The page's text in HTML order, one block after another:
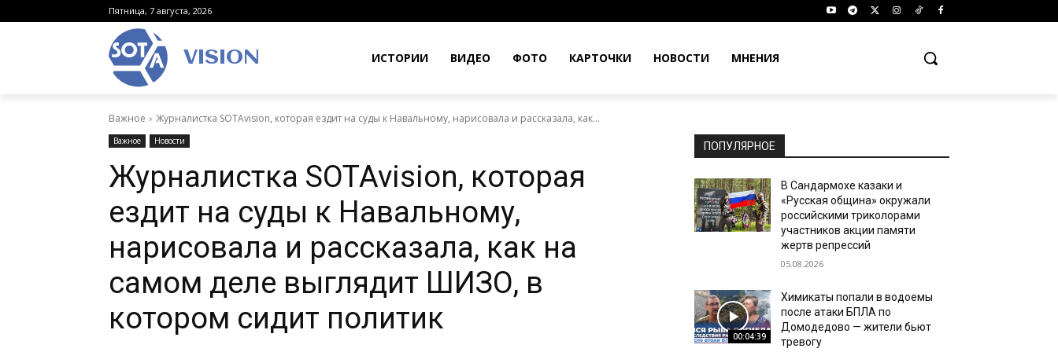
Пятница, 7 августа, 2026
VISION ИСТОРИИ ВИДЕО ФОТО КАРТОЧКИ НОВОСТИ МНЕНИЯ
Важное Журналистка SOTAvision, которая ездит на суды к Навальному, нарисовала и рассказала, как...
Важное Новости
Журналистка SOTAvision, которая
ездит на суды к Навальному,
нарисовала и рассказала, как на
самом деле выглядит ШИЗО, в
котором сидит политик
ПОПУЛЯРНОЕ
В Сандармохе казаки и
«Русская община» окружали
российскими триколорами
участников акции памяти
жертв репрессий
05.08.2026
00:04:39
Химикаты попали в водоемы
после атаки БПЛА по
Домодедово — жители бьют
тревогу